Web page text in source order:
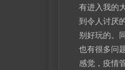
有进入我的
到令人讨厌
别好玩的。
也有很多问
感觉，疫情